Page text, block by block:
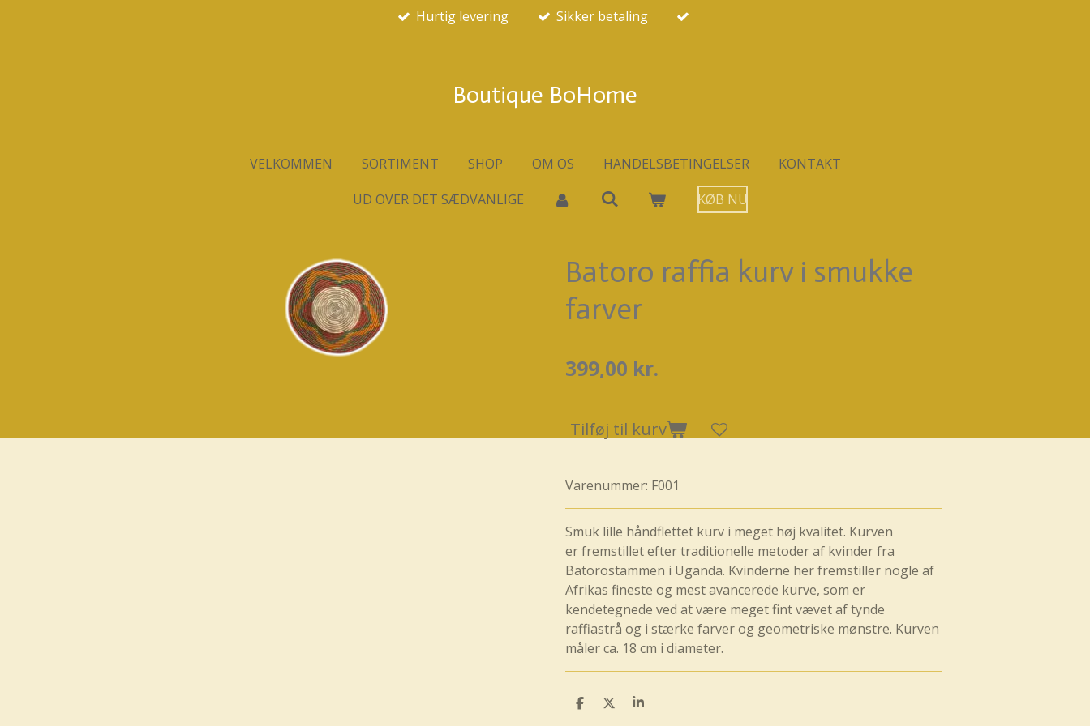
Hurtig levering Sikker betaling
Boutique BoHome
VELKOMMEN SORTIMENT SHOP OM OS HANDELSBETINGELSER
KONTAKT
UD OVER DET SÆDVANLIGE
KØB NU
Batoro raffia kurv i smukke
farver
399,00 kr.
Tilføj til kurv
Varenummer: F001
Smuk lille håndflettet kurv i meget høj kvalitet. Kurven
er fremstillet efter traditionelle metoder af kvinder fra
Batorostammen i Uganda. Kvinderne her fremstiller nogle af
Afrikas fineste og mest avancerede kurve, som er
kendetegnede ved at være meget fint vævet af tynde
raffiastrå og i stærke farver og geometriske mønstre. Kurven
måler ca. 18 cm i diameter.
D
D
D